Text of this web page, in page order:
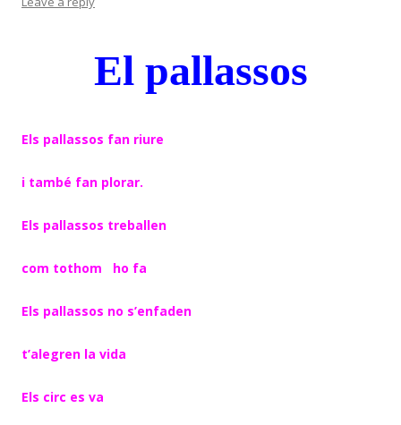
El pallassos
Els pallassos fan riure
i també fan plorar.
Els pallassos treballen
com tothom ho fa
Els pallassos no s’enfaden
t’alegren la vida
Els circ es va